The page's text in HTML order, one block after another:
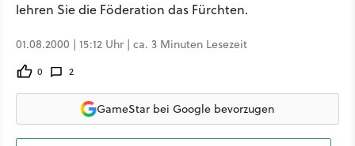
lehren Sie die Föderation das Fürchten.
01.08.2000 | 15:12 Uhr | ca. 3 Minuten Lesezeit
0 2
GameStar bei Google bevorzugen